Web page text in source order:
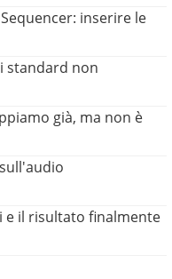
inserire le
standard non
già, ma non è
e il risultato finalmente